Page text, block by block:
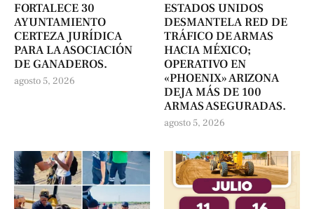
FORTALECE 30
AYUNTAMIENTO
CERTEZA JURÍDICA
PARA LA ASOCIACIÓN
DE GANADEROS.
agosto 5, 2026
ESTADOS UNIDOS
DESMANTELA RED DE
TRÁFICO DE ARMAS
HACIA MÉXICO;
OPERATIVO EN
«PHOENIX» ARIZONA
DEJA MÁS DE 100
ARMAS ASEGURADAS.
agosto 5, 2026